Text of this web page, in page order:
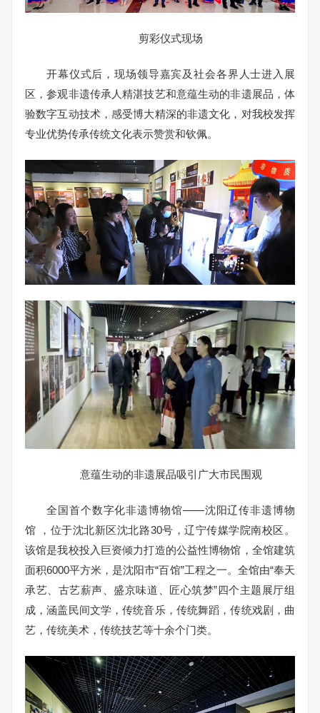
剪彩仪式现场
开幕仪式后，现场领导嘉宾及社会各界人士进入展
区，参观非遗传承人精湛技艺和意蕴生动的非遗展品，体
验数字互动技术，感受博大精深的非遗文化，对我校发挥
专业优势传承传统文化表示赞赏和钦佩。
意蕴生动的非遗展品吸引广大市民围观
全国首个数字化非遗博物馆——沈阳辽传非遗博物
馆 ，位于沈北新区沈北路30号，辽宁传媒学院南校区。
该馆是我校投入巨资倾力打造的公益性博物馆，全馆建筑
面积6000平方米，是沈阳市“百馆”工程之一。全馆由“奉天
承艺、古艺薪声、盛京味道、匠心筑梦”四个主题展厅组
成，涵盖民间文学，传统音乐，传统舞蹈，传统戏剧，曲
艺，传统美术，传统技艺等十余个门类。